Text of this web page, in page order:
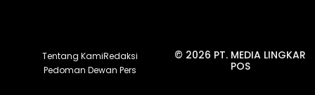
Tentang KamiRedaksi
Pedoman Dewan Pers
© 2026 PT. MEDIA LINGKAR
POS